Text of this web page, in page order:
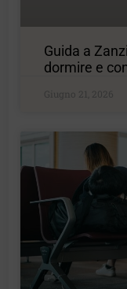
Guida a
dormire e
Giugno 21, 2026